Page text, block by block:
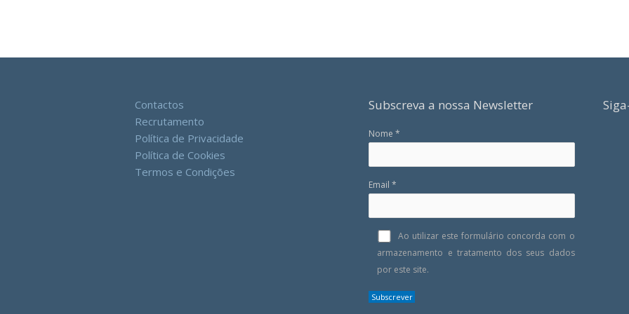
Contactos
Recrutamento
Política de Privacidade
Política de Cookies
Termos e Condições
Subscreva a nossa Newsletter
Nome *
Email *
Ao utilizar este formulário concorda com o
armazenamento e tratamento dos seus dados
por este site.